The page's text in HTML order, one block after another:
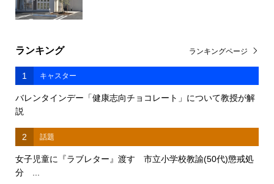
ランキング
1 キャスター
バレンタインデー「健康志向チョコレート」について教授が解
説
2 話題
女子児童に『ラブレター』渡す 市立小学校教諭(50代)懲戒処
分 ...
ランキングページ